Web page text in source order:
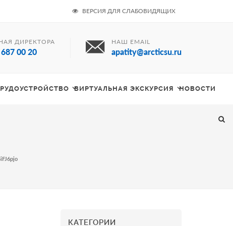
ВЕРСИЯ ДЛЯ СЛАБОВИДЯЩИХ
ДИРЕКТОРА
00 20
НАШ EMAIL
apatity@arcticsu.ru
ВИРТУАЛЬНАЯ ЭКСКУРСИЯ НОВОСТИ
КАТЕГОРИИ